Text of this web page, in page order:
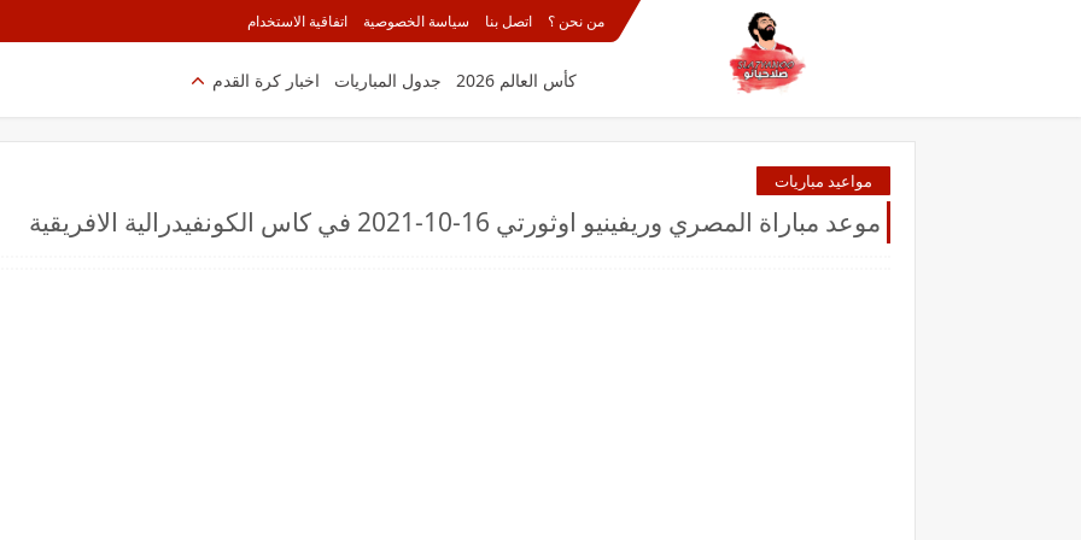
من نحن ؟ اتصل بنا سياسة الخصوصية اتفاقية الاستخدام
كأس العالم 2026 جدول المباريات اخبار كرة القدم
مواعيد مباريات
موعد مباراة المصري وريفينيو اوثورتي 16-10-2021 في كاس الكونفيدرالية الافريقية